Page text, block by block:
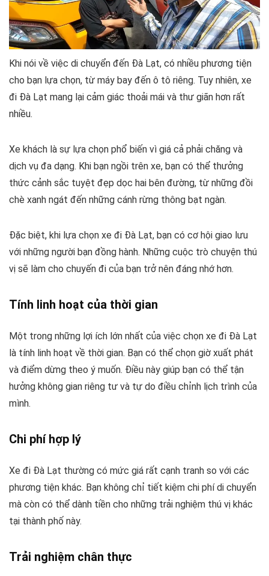
Khi nói về việc di chuyển đến Đà Lạt, có nhiều phương tiện
cho bạn lựa chọn, từ máy bay đến ô tô riêng. Tuy nhiên, xe
đi Đà Lạt mang lại cảm giác thoải mái và thư giãn hơn rất
nhiều.
Xe khách là sự lựa chọn phổ biến vì giá cả phải chăng và
dịch vụ đa dạng. Khi bạn ngồi trên xe, bạn có thể thưởng
thức cảnh sắc tuyệt đẹp dọc hai bên đường, từ những đồi
chè xanh ngát đến những cánh rừng thông bạt ngàn.
Đặc biệt, khi lựa chọn xe đi Đà Lạt, bạn có cơ hội giao lưu
với những người bạn đồng hành. Những cuộc trò chuyện thú
vị sẽ làm cho chuyến đi của bạn trở nên đáng nhớ hơn.
Tính linh hoạt của thời gian
Một trong những lợi ích lớn nhất của việc chọn xe đi Đà Lạt
là tính linh hoạt về thời gian. Bạn có thể chọn giờ xuất phát
và điểm dừng theo ý muốn. Điều này giúp bạn có thể tận
hưởng không gian riêng tư và tự do điều chỉnh lịch trình của
mình.
Chi phí hợp lý
Xe đi Đà Lạt thường có mức giá rất cạnh tranh so với các
phương tiện khác. Bạn không chỉ tiết kiệm chi phí di chuyển
mà còn có thể dành tiền cho những trải nghiệm thú vị khác
tại thành phố này.
Trải nghiệm chân thực